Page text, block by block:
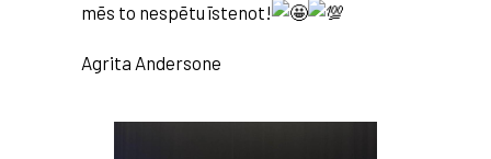
mēs to nespētu īstenot!
Agrita Andersone